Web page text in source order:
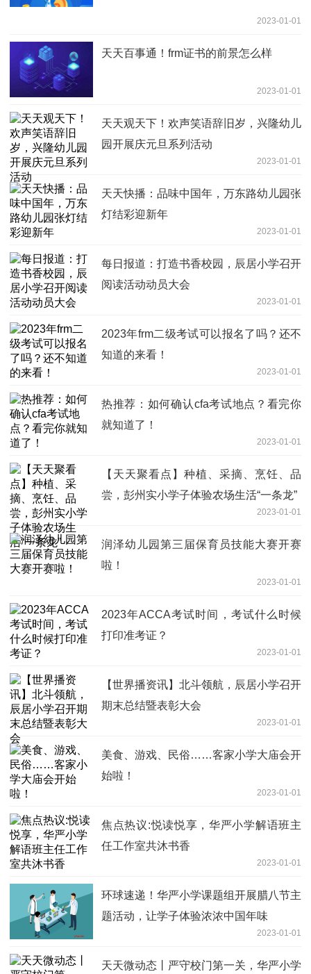
2023-01-01
天天百事通！frm证书的前景怎么样
2023-01-01
天天观天下！欢声笑语辞旧岁，兴隆幼儿
园开展庆元旦系列活动
2023-01-01
天天快播：品味中国年，万东路幼儿园张
灯结彩迎新年
2023-01-01
每日报道：打造书香校园，辰居小学召开
阅读活动动员大会
2023-01-01
2023年frm二级考试可以报名了吗？还不
知道的来看！
2023-01-01
热推荐：如何确认cfa考试地点？看完你
就知道了！
2023-01-01
【天天聚看点】种植、采摘、烹饪、品
尝，彭州实小学子体验农场生活“一条龙”
2023-01-01
润泽幼儿园第三届保育员技能大赛开赛
啦！
2023-01-01
2023年ACCA考试时间，考试什么时候
打印准考证？
2023-01-01
【世界播资讯】北斗领航，辰居小学召开
期末总结暨表彰大会
2023-01-01
美食、游戏、民俗……客家小学大庙会开
始啦！
2023-01-01
焦点热议:悦读悦享，华严小学解语班主
任工作室共沐书香
2023-01-01
环球速递！华严小学课题组开展腊八节主
题活动，让学子体验浓浓中国年味
2023-01-01
天天微动态丨严守校门第一关，华严小学